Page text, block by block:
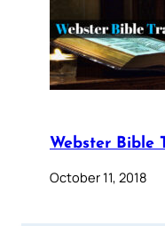
Webster Bible
October 11, 2018